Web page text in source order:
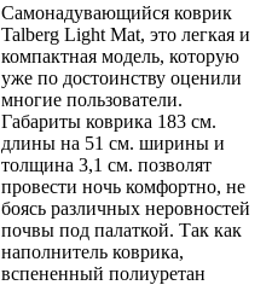
Самонадувающийся коврик
Talberg Light Mat, это легкая и
компактная модель, которую
уже по достоинству оценили
многие пользователи.
Габариты коврика 183 см.
длины на 51 см. ширины и
толщина 3,1 см. позволят
провести ночь комфортно, не
боясь различных неровностей
почвы под палаткой. Так как
наполнитель коврика,
вспененный полиуретан